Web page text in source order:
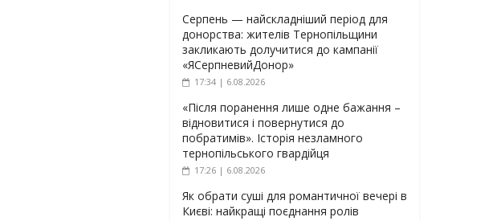
Серпень — найскладніший період для
донорства: жителів Тернопільщини
закликають долучитися до кампанії
«ЯСерпневийДонор»
17:34 | 6.08.2026
«Після поранення лише одне бажання –
відновитися і повернутися до
побратимів». Історія незламного
тернопільського гвардійця
17:26 | 6.08.2026
Як обрати суші для романтичної вечері в
Києві: найкращі поєднання ролів